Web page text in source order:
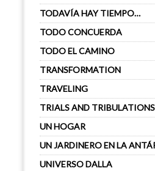
TODAVÍA HAY TIEMPO…
TODO CONCUERDA
TODO EL CAMINO
TRANSFORMATION
TRAVELING
TRIALS AND TRIBULATIONS
UN HOGAR
UN JARDINERO EN LA
UNIVERSO DALLA